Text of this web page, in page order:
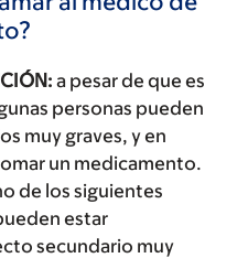
a pesar de que es
personas pueden
muy graves, y en
un medicamento.
de los siguientes
estar
secundario muy